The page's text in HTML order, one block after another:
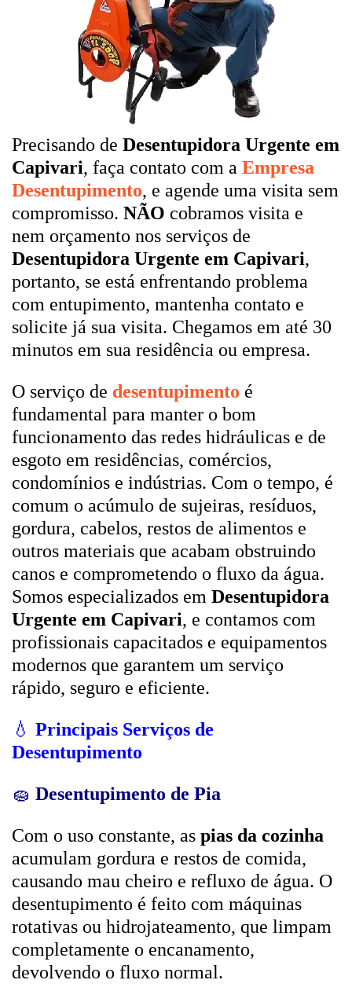
Precisando de Desentupidora Urgente em
Capivari, faça contato com a Empresa
Desentupimento, e agende uma visita sem
compromisso. NÃO cobramos visita e
nem orçamento nos serviços de
Desentupidora Urgente em Capivari,
portanto, se está enfrentando problema
com entupimento, mantenha contato e
solicite já sua visita. Chegamos em até 30
minutos em sua residência ou empresa.
O serviço de desentupimento é
fundamental para manter o bom
funcionamento das redes hidráulicas e de
esgoto em residências, comércios,
condomínios e indústrias. Com o tempo, é
comum o acúmulo de sujeiras, resíduos,
gordura, cabelos, restos de alimentos e
outros materiais que acabam obstruindo
canos e comprometendo o fluxo da água.
Somos especializados em Desentupidora
Urgente em Capivari, e contamos com
profissionais capacitados e equipamentos
modernos que garantem um serviço
rápido, seguro e eficiente.
💧 Principais Serviços de
Desentupimento
🧽 Desentupimento de Pia
Com o uso constante, as pias da cozinha
acumulam gordura e restos de comida,
causando mau cheiro e refluxo de água. O
desentupimento é feito com máquinas
rotativas ou hidrojateamento, que limpam
completamente o encanamento,
devolvendo o fluxo normal.